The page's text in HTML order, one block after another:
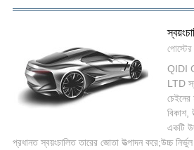
QIDI
LTD
বিকাশ,
একটি
প্রধানত স্বয়ংচালিত তারের জোতা উত্পাদন করে;উচ্চ